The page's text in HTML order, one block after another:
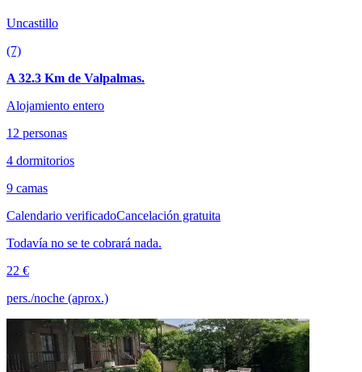
Uncastillo
(7)
A 32.3 Km de Valpalmas.
Alojamiento entero
12 personas
4 dormitorios
9 camas
Calendario verificadoCancelación gratuita
Todavía no se te cobrará nada.
22 €
pers./noche (aprox.)